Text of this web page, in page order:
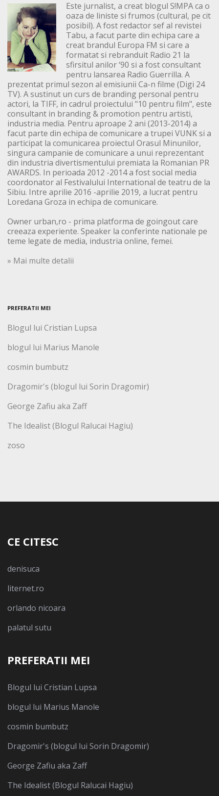
Este jurnalist, a creat blogul S!MPA ca o
oaza de liniste si frumos (cultural, pe cit
posibil). A fost redactor sef al revistei
Tabu, a facut parte din echipa care a
creat brandul Europa FM si care a
formatat si rebranduit Radio 21 la
sfirsitul anilor ‘90 si a fost consultant
pentru lansarea Radio Guerrilla. A
prezentat primul sezon al emisiunii Ca-n filme (Digi 24
TV). A sustinut un curs de branding personal pentru
actori, la TIFF, in cadrul proiectului "10 pentru film", este
consultant in branding & promotion pentru artisti,
industria media. Pentru aproape 2 ani (2013-2014) a
facut parte din echipa de comunicare a trupei VUNK si a
participat la comunicarea proiectul Orasul Minunilor,
singura campanie de comunicare a unui reprezentant
din industria divertismentului premiata la Romanian PR
AWARDS. In perioada 2012 -2014 a fost social media
coordonator al Festivalului International de teatru de la
Sibiu. Intre aprilie 2016 -aprilie 2019, a lucrat pentru
Loredana Groza in echipa de comunicare.
Owner urban,ro - prima platforma de goingout care
creeaza experiente. Speaker la conferinte nationale pe
teme legate de media, industria online, femei.
» Mai multe detalii
PREFERATII MEI
Blogul lui Cristian Lupsa
blogul lui Marius Manole
cosmin bumbutz
Dragomir's (blogul lui Sorin Dragomir)
George Zafiu aka Zaff
The Idealist (Blogul Ralucai Hagiu)
zoso
CE CITESC
denisuca
liternet.ro
orlando nicoara
palatul sutu
PREFERATII MEI
Blogul lui Cristian Lupsa
blogul lui Marius Manole
cosmin bumbutz
Dragomir's (blogul lui Sorin Dragomir)
George Zafiu aka Zaff
The Idealist (Blogul Ralucai Hagiu)